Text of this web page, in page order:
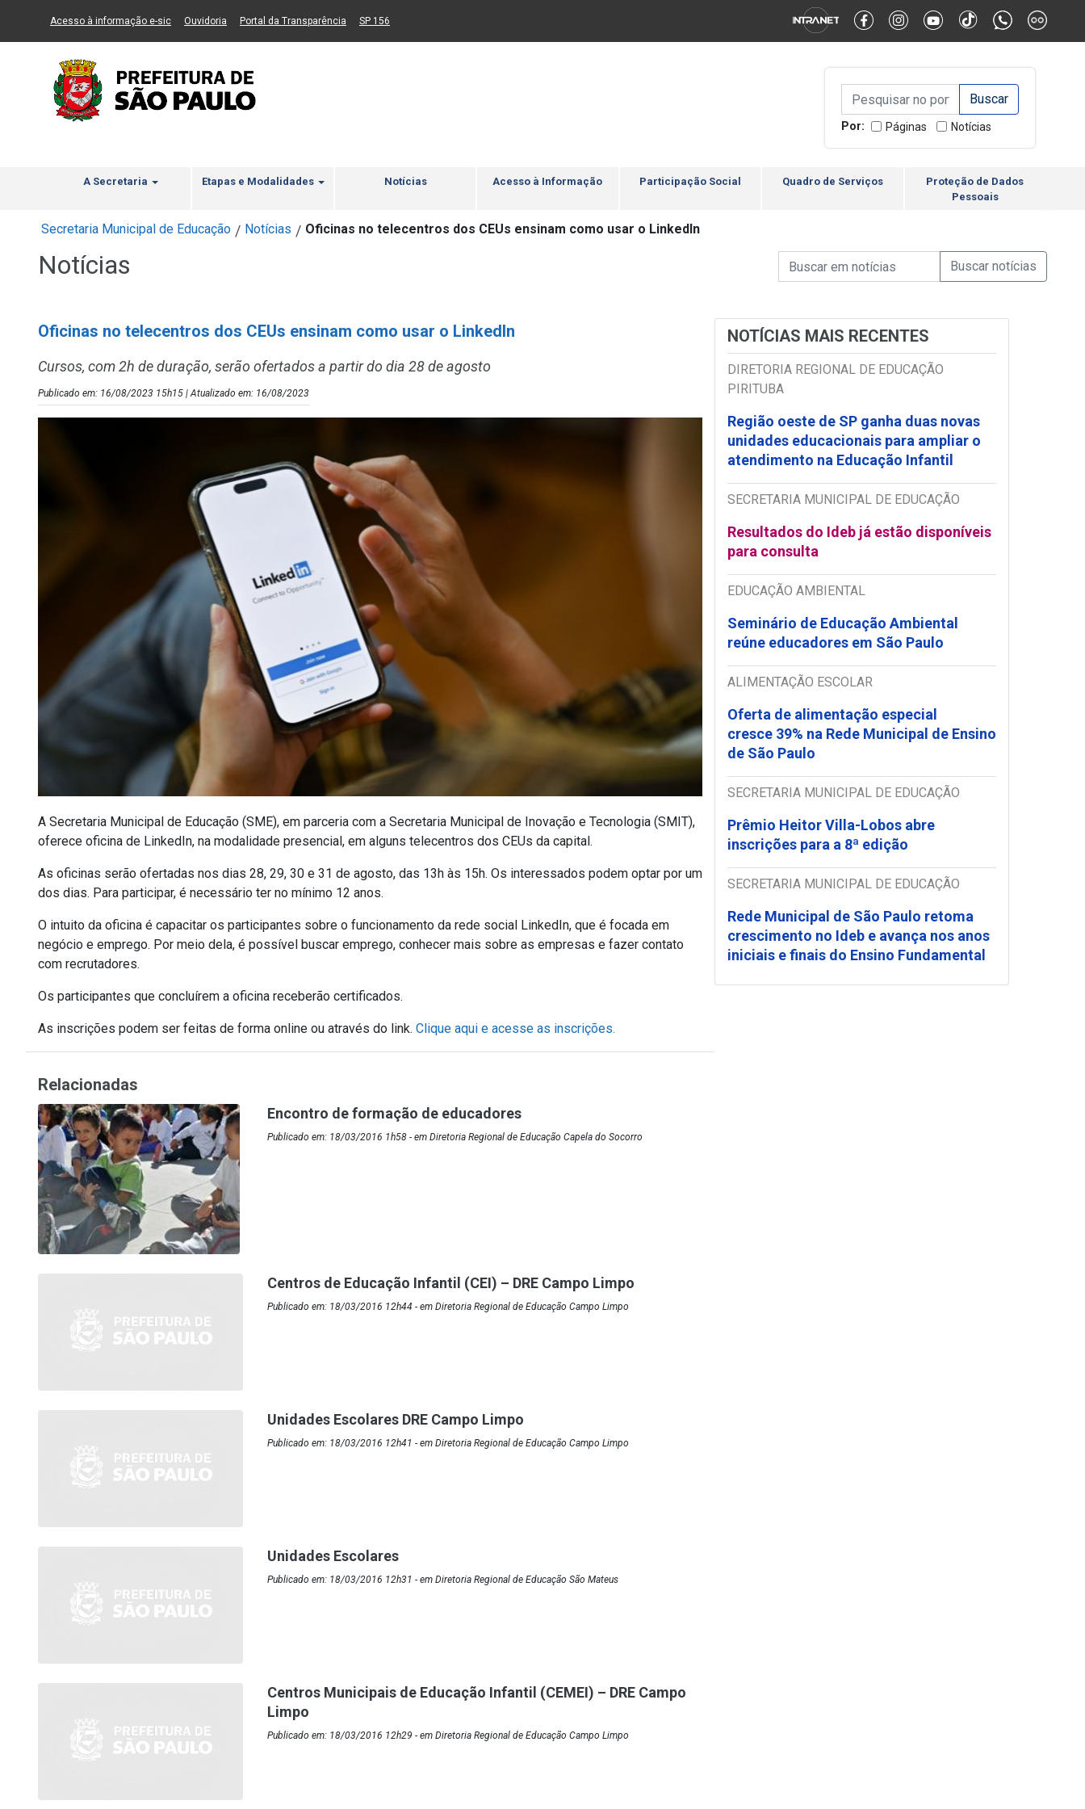
Ir ao Conteúdo Ir para menu principal 2 Ir para busca Ir para rodapé Alternar Alto Contraste Alternar Tamanho da Fonte
Acesso à informação e-sic(Link para um novo sítio)
Ouvidoria (Link para um novo sítio)
Portal da Transparência (Link para um novo sítio)
SP 156
Campo de Busca de
Campo de Busca de informaçõesEnviar a Busca
Por: Páginas Notícias
A Secretaria Etapas e Modalidades Notícias Acesso à Informação Participação Social Quadro de Serviços
Proteção de Dados
Pessoais
Secretaria Municipal de Educação / Notícias / Oficinas no telecentros dos CEUs ensinam como usar o LinkedIn
Notícias Campo de Busca de Notícias
Campo de Busca de informaçõesEnviar a Busca de
Oficinas no telecentros dos CEUs ensinam como usar o LinkedIn
Cursos, com 2h de duração, serão ofertados a partir do dia 28 de agosto
Publicado em: 16/08/2023 15h15 | Atualizado em: 16/08/2023
A Secretaria Municipal de Educação (SME), em parceria com a Secretaria Municipal de Inovação e Tecnologia (SMIT),
oferece oficina de LinkedIn, na modalidade presencial, em alguns telecentros dos CEUs da capital.
As oficinas serão ofertadas nos dias 28, 29, 30 e 31 de agosto, das 13h às 15h. Os interessados podem optar por um
dos dias. Para participar, é necessário ter no mínimo 12 anos.
O intuito da oficina é capacitar os participantes sobre o funcionamento da rede social LinkedIn, que é focada em
negócio e emprego. Por meio dela, é possível buscar emprego, conhecer mais sobre as empresas e fazer contato
com recrutadores.
Os participantes que concluírem a oficina receberão certificados.
As inscrições podem ser feitas de forma online ou através do link. Clique aqui e acesse as inscrições.
NOTÍCIAS MAIS RECENTES
DIRETORIA REGIONAL DE EDUCAÇÃO
PIRITUBA
Região oeste de SP ganha duas novas
unidades educacionais para ampliar o
atendimento na Educação Infantil
SECRETARIA MUNICIPAL DE EDUCAÇÃO
Resultados do Ideb já estão disponíveis
para consulta
EDUCAÇÃO AMBIENTAL
Seminário de Educação Ambiental
reúne educadores em São Paulo
ALIMENTAÇÃO ESCOLAR
Oferta de alimentação especial
cresce 39% na Rede Municipal de Ensino
de São Paulo
SECRETARIA MUNICIPAL DE EDUCAÇÃO
Prêmio Heitor Villa-Lobos abre
inscrições para a 8ª edição
SECRETARIA MUNICIPAL DE EDUCAÇÃO
Rede Municipal de São Paulo retoma
crescimento no Ideb e avança nos anos
iniciais e finais do Ensino Fundamental
Relacionadas
Encontro de formação de educadores
Publicado em: 18/03/2016 1h58 - em Diretoria Regional de Educação Capela do Socorro
Centros de Educação Infantil (CEI) – DRE Campo Limpo
Publicado em: 18/03/2016 12h44 - em Diretoria Regional de Educação Campo Limpo
Unidades Escolares DRE Campo Limpo
Publicado em: 18/03/2016 12h41 - em Diretoria Regional de Educação Campo Limpo
Unidades Escolares
Publicado em: 18/03/2016 12h31 - em Diretoria Regional de Educação São Mateus
Centros Municipais de Educação Infantil (CEMEI) – DRE Campo
Limpo
Publicado em: 18/03/2016 12h29 - em Diretoria Regional de Educação Campo Limpo